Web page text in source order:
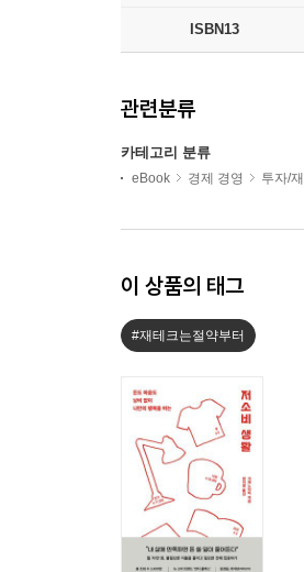
ISBN13
관련분류
카테고리 분류
eBook 경제 경영 투자/
이 상품의 태그
#재테크는절약부터